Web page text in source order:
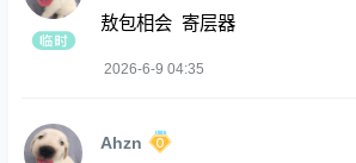
敖包相会 寄层器
2026-6-9 04:35
Ahzn